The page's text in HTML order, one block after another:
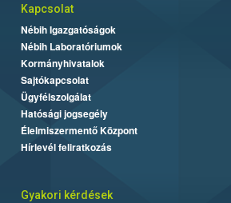
Kapcsolat
Nébih Igazgatóságok
Nébih Laboratóriumok
Kormányhivatalok
Sajtókapcsolat
Ügyfélszolgálat
Hatósági jogsegély
Élelmiszermentő Központ
Hírlevél feliratkozás
Gyakori kérdések